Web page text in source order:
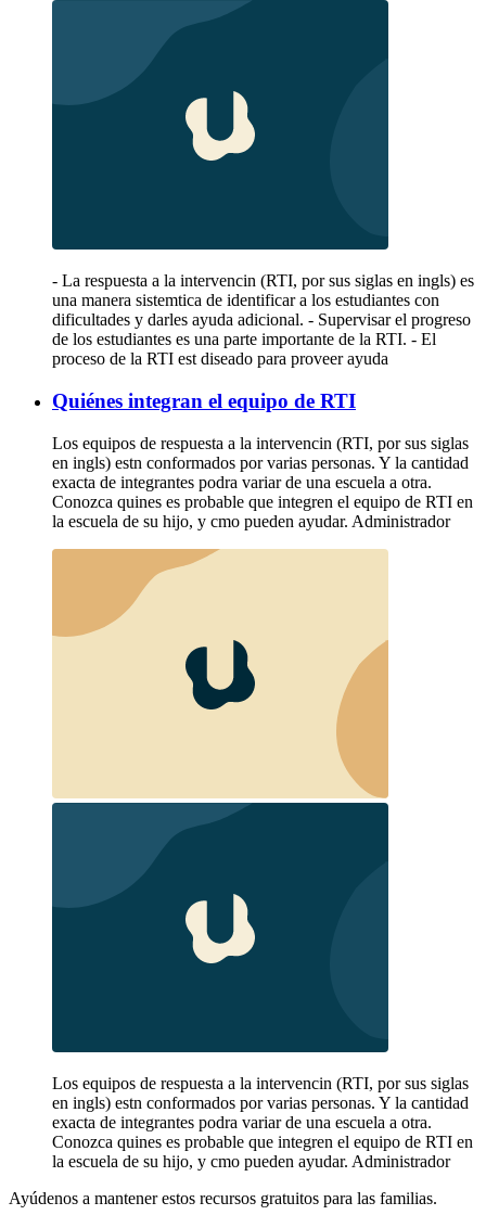
- La respuesta a la intervencin (RTI, por sus siglas en ingls) es
una manera sistemtica de identificar a los estudiantes con
dificultades y darles ayuda adicional. - Supervisar el progreso
de los estudiantes es una parte importante de la RTI. - El
proceso de la RTI est diseado para proveer ayuda
Quiénes integran el equipo de RTI
Los equipos de respuesta a la intervencin (RTI, por sus siglas
en ingls) estn conformados por varias personas. Y la cantidad
exacta de integrantes podra variar de una escuela a otra.
Conozca quines es probable que integren el equipo de RTI en
la escuela de su hijo, y cmo pueden ayudar. Administrador
Los equipos de respuesta a la intervencin (RTI, por sus siglas
en ingls) estn conformados por varias personas. Y la cantidad
exacta de integrantes podra variar de una escuela a otra.
Conozca quines es probable que integren el equipo de RTI en
la escuela de su hijo, y cmo pueden ayudar. Administrador
Ayúdenos a mantener estos recursos gratuitos para las familias.